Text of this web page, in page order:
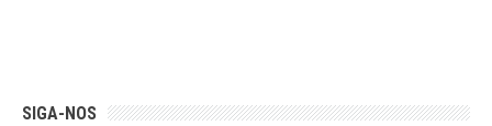
SIGA-NOS